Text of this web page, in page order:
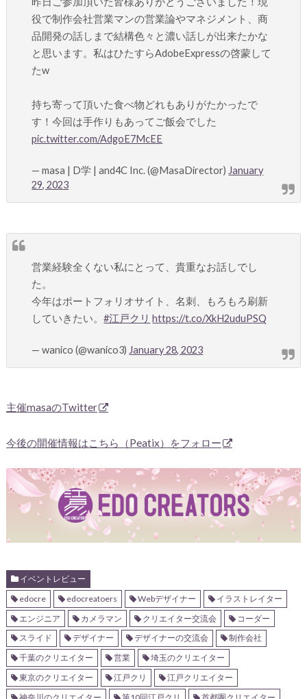
役で制作会社営業マンの営業論やマネジメント、商
品開発の話しまで結構色々と濃い話しが出来たかな
と思います。私はひたすらAdobeExpressの啓蒙して
たw
持ち寄って頂いた食べ物どれもありがたかったで
す！今回は手作りもあってご飯会でした
pic.twitter.com/AdgoE7McEE
— masa | D学 | and4C Inc. (@MasaDirector) January
29, 2023
営業経験全くない私にとって、貴重なお話しでし
た。
今年はポートフォリオサイト、名刺、もろもろ刷新
していきたい。#江戸クリ https://t.co/XkH2uduPSQ
— wanico (@wanico3)January 28, 2023
主催masaのTwitter
今後の開催情報はこちら（Peatix）をフォロー
イベントレビュー
edocre
edocreatoers Webデザイナー
イラストレイター
エンジニア
カメラマン クリエイター交流会
コーダー
スライド
デザイナー デザイナーの交流会
制作会社
千葉のクリエイター
営業
埼玉のクリエイター
東京のクリエイター
江戸クリ
江戸クリエイター